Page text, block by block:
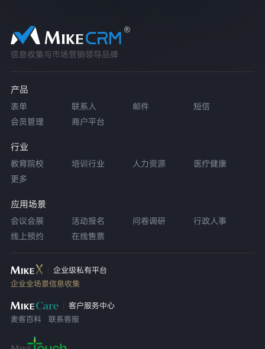
信息收集与市场营销领导品牌
产品
表单 联系人 邮件
短信
会员管理
商户平台
行业
教育院校 培训行业 人力资源
医疗健康
更多
应用场景
会议会展 活动报名 问卷调研
行政人事
线上预约
在线售票
企业级私有平台
企业全场景信息收集
客户服务中心
麦客百科
联系客服